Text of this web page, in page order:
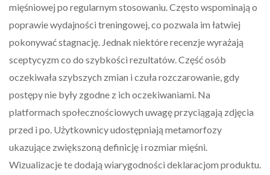
mięśniowej po regularnym stosowaniu. Często wspominają o
poprawie wydajności treningowej, co pozwala im łatwiej
pokonywać stagnację. Jednak niektóre recenzje wyrażają
sceptycyzm co do szybkości rezultatów. Część osób
oczekiwała szybszych zmian i czuła rozczarowanie, gdy
postępy nie były zgodne z ich oczekiwaniami. Na
platformach społecznościowych uwagę przyciągają zdjęcia
przed i po. Użytkownicy udostępniają metamorfozy
ukazujące zwiększoną definicję i rozmiar mięśni.
Wizualizacje te dodają wiarygodności deklaracjom produktu.